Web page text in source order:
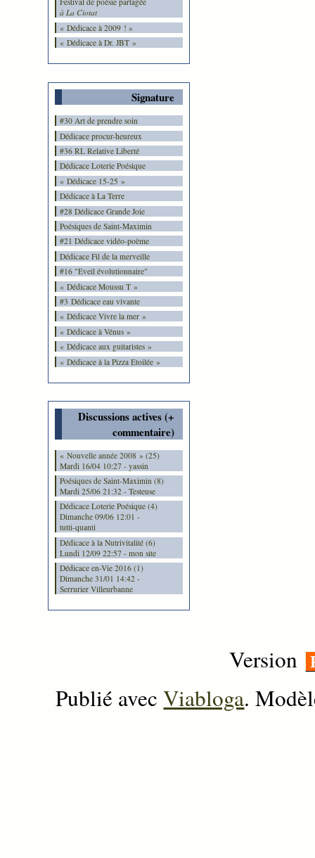
à La Ciotat
« Dédicace à 2009 ! »
« Dédicace à Dr. JBT »
Signature
#30 Art de prendre soin
Dédicace procur-heureux
#36 RL Relative Liberté
Dédicace Loterie Poésique
« Dédicace 15-25 »
Dédicace à La Terre
#28 Dédicace Grande Joie
Poésiques de Saint-Maximin
#21 Dédicace vidéo-poème
Dédicace Fil de la merveille
#16 "Eveil évolutionnaire"
« Dédicace Moussu T »
#3 Dédicace eau vivante
« Dédicace Vivre la mer »
« Dédicace à Vénus »
« Dédicace aux guitaristes »
« Dédicace à la Pizza Etoilée »
Discussions actives (+
commentaire)
« Nouvelle année 2008 » (25)
Mardi 16/04 10:27 - yassin
Poésiques de Saint-Maximin (8)
Mardi 25/06 21:32 - Testeuse
Dédicace Loterie Poésique (4)
Dimanche 09/06 12:01 -
tutti-quanti
Dédicace à la Nutrivitalité (6)
Lundi 12/09 22:57 - mon site
Dédicace en-Vie 2016 (1)
Dimanche 31/01 14:42 -
Serrurier Villeurbanne
Version
Publié avecViabloga.